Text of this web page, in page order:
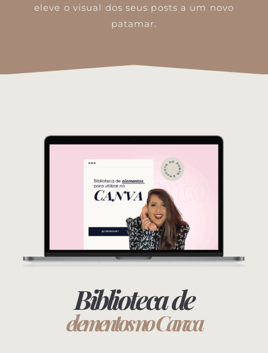
eleve o visual dos seus posts a um novo
patamar.
Biblioteca de
elementos no Canva